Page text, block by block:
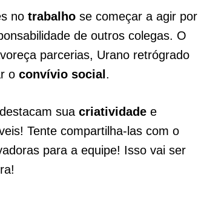
no trabalho se começar a agir por
de outros colegas. O
parcerias, Urano retrógrado
o convívio social .
sua criatividade e
Tente compartilha-las com o
para a equipe! Isso vai ser